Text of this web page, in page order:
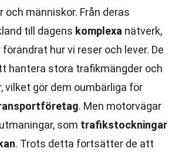
och människor. Från deras
till dagens komplexa nätverk,
hur vi reser och lever. De
hantera stora trafikmängder och
vilket gör dem oumbärliga för
. Men motorvägar
som trafikstockningar
. Trots detta fortsätter de att